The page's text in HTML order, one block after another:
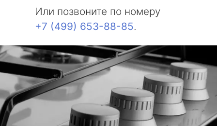
Или позвоните по номеру
+7 (499) 653-88-85.